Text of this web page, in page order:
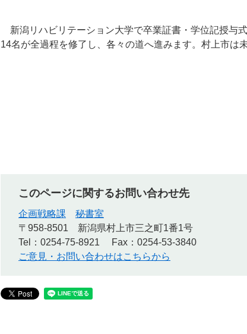
新潟リハビリテーション大学で卒業証書・学位記授与
14名が全過程を修了し、各々の道へ進みます。村上市は
このページに関するお問い合わせ先
企画戦略課
秘書室
〒958-8501
新潟県村上市三之町1番1号
Tel：0254-75-8921
Fax：0254-53-3840
ご意見・お問い合わせはこちらから